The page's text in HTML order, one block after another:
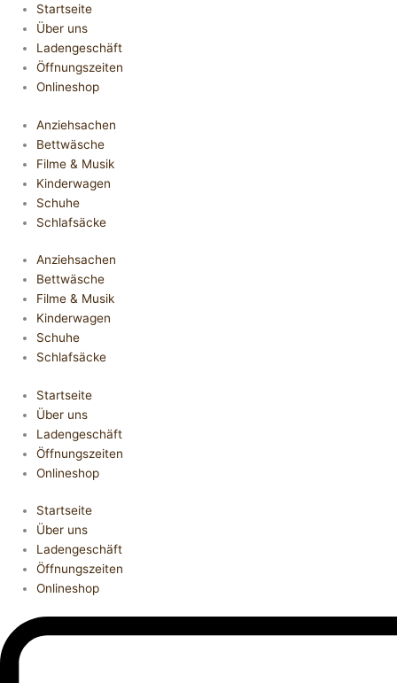
Startseite
Über uns
Ladengeschäft
Öffnungszeiten
Onlineshop
Anziehsachen
Bettwäsche
Filme & Musik
Kinderwagen
Schuhe
Schlafsäcke
Anziehsachen
Bettwäsche
Filme & Musik
Kinderwagen
Schuhe
Schlafsäcke
Startseite
Über uns
Ladengeschäft
Öffnungszeiten
Onlineshop
Startseite
Über uns
Ladengeschäft
Öffnungszeiten
Onlineshop